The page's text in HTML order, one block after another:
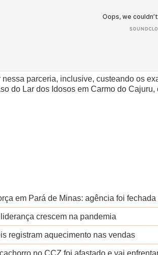
parceria, inclusive, custeando os
do Lar dos Idosos em Carmo do
em Pará de Minas: agência foi
crescem na pandemia
registram aquecimento nas vendas